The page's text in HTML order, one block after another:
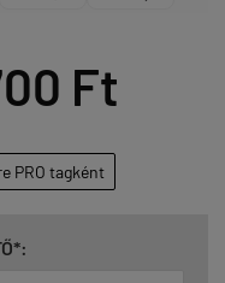
Ft
PRO tagként